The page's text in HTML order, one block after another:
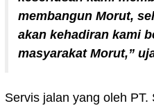
membangun Morut,
akan kehadiran kami
masyarakat Morut,”
Servis jalan yang oleh